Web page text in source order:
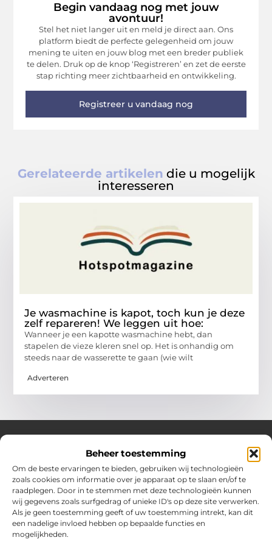
Beheer toestemming
Om de beste ervaringen te bieden, gebruiken wij technologieën
zoals cookies om informatie over je apparaat op te slaan en/of te
raadplegen. Door in te stemmen met deze technologieën kunnen
wij gegevens zoals surfgedrag of unieke ID's op deze site verwerken.
Als je geen toestemming geeft of uw toestemming intrekt, kan dit
een nadelige invloed hebben op bepaalde functies en
mogelijkheden.
Begin vandaag nog met jouw
avontuur!
Stel het niet langer uit en meld je direct aan. Ons
platform biedt de perfecte gelegenheid om jouw
mening te uiten en jouw blog met een breder publiek
te delen. Druk op de knop ‘Registreren’ en zet de eerste
stap richting meer zichtbaarheid en ontwikkeling.
Registreer u vandaag nog
Gerelateerde artikelen die u mogelijk
interesseren
Je wasmachine is kapot, toch kun je deze
zelf repareren! We leggen uit hoe:
Wanneer je een kapotte wasmachine hebt, dan
stapelen de vieze kleren snel op. Het is onhandig om
steeds naar de wasserette te gaan (wie wilt
Adverteren
Over Hotspotmagazine
Jouw bron voor inspiratie en handige tips voor het
dagelijks leven.
Verken een uitgebreide selectie blogs en artikelen
boordevol praktische adviezen en verrassende inzichten
om het beste uit elke dag te halen.